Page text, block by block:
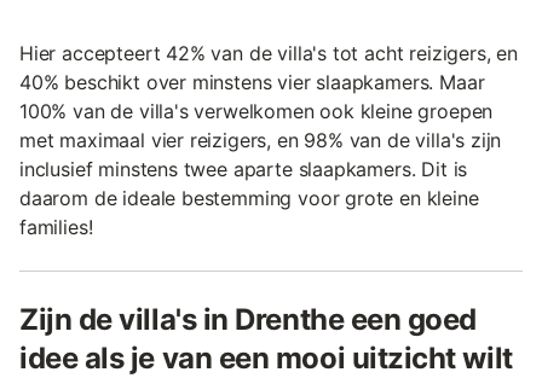
Hier accepteert 42% van de villa's tot acht reizigers, en
40% beschikt over minstens vier slaapkamers. Maar
100% van de villa's verwelkomen ook kleine groepen
met maximaal vier reizigers, en 98% van de villa's zijn
inclusief minstens twee aparte slaapkamers. Dit is
daarom de ideale bestemming voor grote en kleine
families!
Zijn de villa's in Drenthe een goed
idee als je van een mooi uitzicht wilt